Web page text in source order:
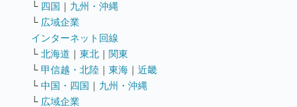
└ 四国 ｜ 九州・沖縄
└ 広域企業
インターネット回線
└ 北海道 ｜ 東北 ｜ 関東
└ 甲信越・北陸 ｜ 東海 ｜ 近畿
└ 中国・四国 ｜ 九州・沖縄
└ 広域企業